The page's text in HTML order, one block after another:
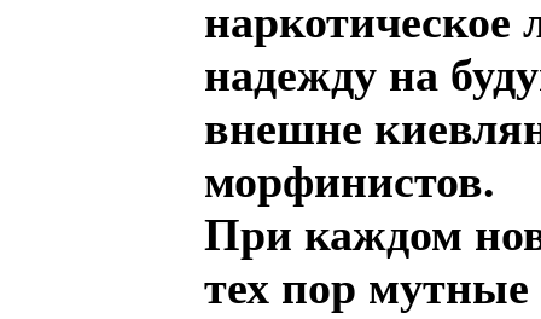
наркотическое
надежду на
внешне
морфинистов.
При каждом
тех пор мутные